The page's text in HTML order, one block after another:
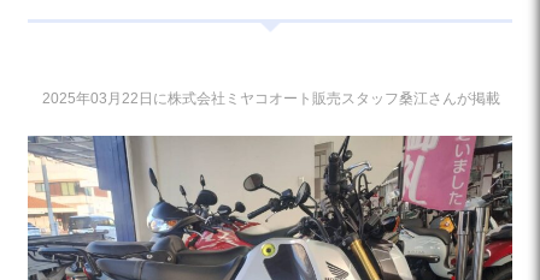
2025年03月22日に株式会社ミヤコオート販売スタッフ桑江さんが掲載